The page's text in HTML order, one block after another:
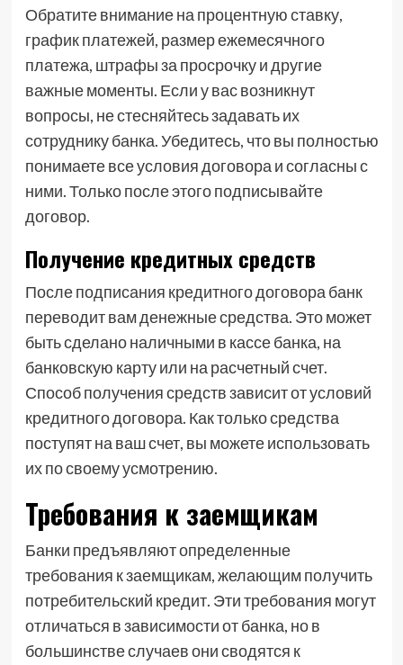
Обратите внимание на процентную ставку,
график платежей, размер ежемесячного
платежа, штрафы за просрочку и другие
важные моменты. Если у вас возникнут
вопросы, не стесняйтесь задавать их
сотруднику банка. Убедитесь, что вы полностью
понимаете все условия договора и согласны с
ними. Только после этого подписывайте
договор.
Получение кредитных средств
После подписания кредитного договора банк
переводит вам денежные средства. Это может
быть сделано наличными в кассе банка, на
банковскую карту или на расчетный счет.
Способ получения средств зависит от условий
кредитного договора. Как только средства
поступят на ваш счет, вы можете использовать
их по своему усмотрению.
Требования к заемщикам
Банки предъявляют определенные
требования к заемщикам, желающим получить
потребительский кредит. Эти требования могут
отличаться в зависимости от банка, но в
большинстве случаев они сводятся к